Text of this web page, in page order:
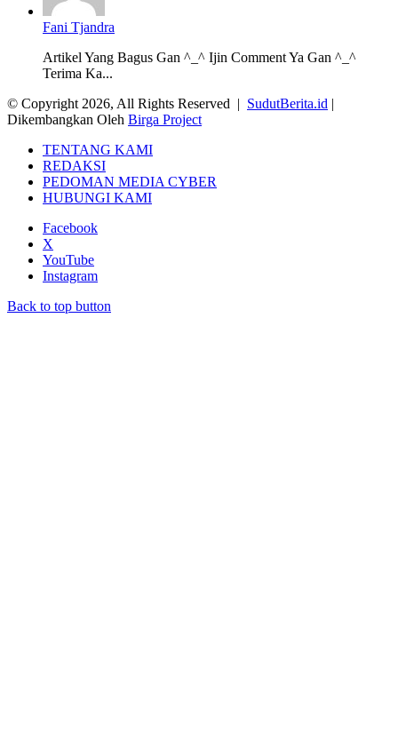
Fani Tjandra
Artikel Yang Bagus Gan ^_^ Ijin Comment Ya Gan ^_^
Terima Ka...
© Copyright 2026, All Rights Reserved | SudutBerita.id |
Dikembangkan Oleh Birga Project
TENTANG KAMI
REDAKSI
PEDOMAN MEDIA CYBER
HUBUNGI KAMI
Facebook
X
YouTube
Instagram
Back to top button